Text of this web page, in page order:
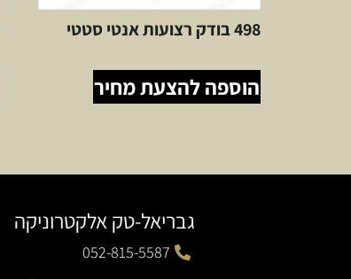
498 בודק רצועות אנטי סטטי
הוספה להצעת מחיר
גבריאל-טק אלקטרוניקה
052-815-5587